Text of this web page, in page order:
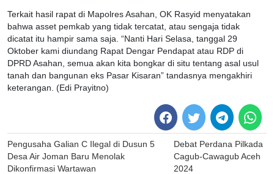
Terkait hasil rapat di Mapolres Asahan, OK Rasyid menyatakan
bahwa asset pemkab yang tidak tercatat, atau sengaja tidak
dicatat itu hampir sama saja. “Nanti Hari Selasa, tanggal 29
Oktober kami diundang Rapat Dengar Pendapat atau RDP di
DPRD Asahan, semua akan kita bongkar di situ tentang asal usul
tanah dan bangunan eks Pasar Kisaran” tandasnya mengakhiri
keterangan. (Edi Prayitno)
Post
navigation
Pengusaha Galian C Ilegal di Dusun 5
Desa Air Joman Baru Menolak
Dikonfirmasi Wartawan
Debat Perdana Pilkada
Cagub-Cawagub Aceh
2024